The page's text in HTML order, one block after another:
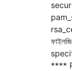
****